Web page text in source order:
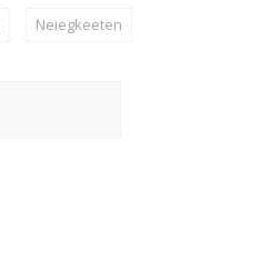
Neiegkeeten